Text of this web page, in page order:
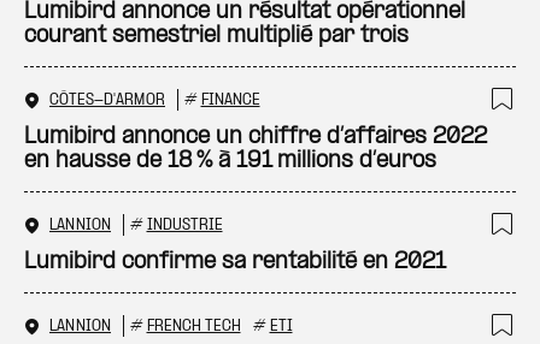
Lumibird annonce un résultat opérationnel
courant semestriel multiplié par trois
CÔTES-D'ARMOR # FINANCE
Lumibird annonce un chiffre d’affaires 2022
en hausse de 18 % à 191 millions d’euros
LANNION # INDUSTRIE
Lumibird confirme sa rentabilité en 2021
LANNION # FRENCH TECH # ETI